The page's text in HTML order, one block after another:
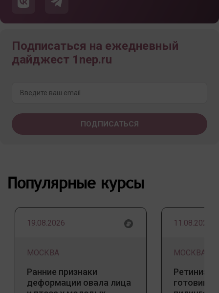
Подписаться на ежедневный
дайджест 1nep.ru
Популярные курсы
19.08.2026
МОСКВА
Ранние признаки
деформации овала лица
11.08.2026
МОСКВА
готовим